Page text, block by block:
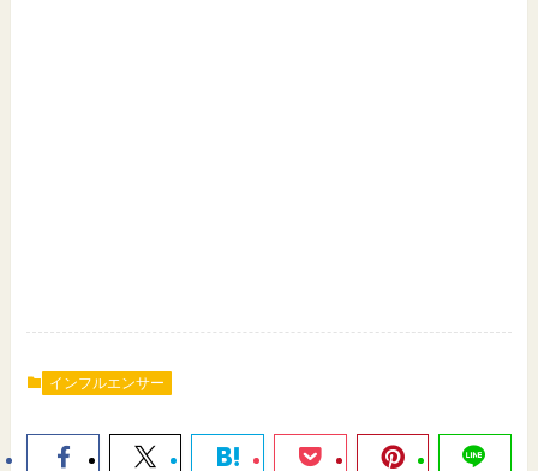
インフルエンサー